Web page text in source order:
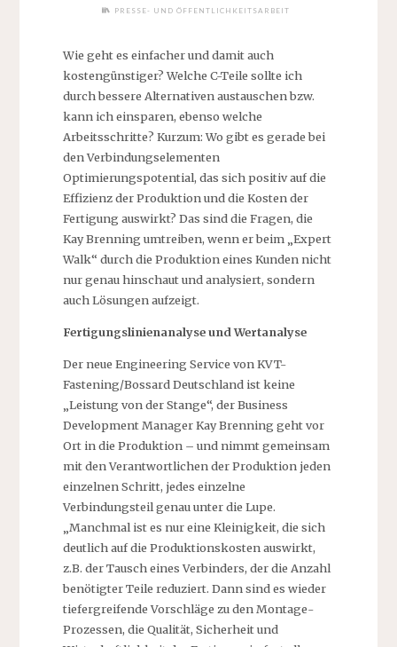
PRESSE- UND ÖFFENTLICHKEITSARBEIT
Wie geht es einfacher und damit auch
kostengünstiger? Welche C-Teile sollte ich
durch bessere Alternativen austauschen bzw.
kann ich einsparen, ebenso welche
Arbeitsschritte? Kurzum: Wo gibt es gerade bei
den Verbindungselementen
Optimierungspotential, das sich positiv auf die
Effizienz der Produktion und die Kosten der
Fertigung auswirkt? Das sind die Fragen, die
Kay Brenning umtreiben, wenn er beim „Expert
Walk“ durch die Produktion eines Kunden nicht
nur genau hinschaut und analysiert, sondern
auch Lösungen aufzeigt.
Fertigungslinienanalyse und Wertanalyse
Der neue Engineering Service von KVT-
Fastening/Bossard Deutschland ist keine
„Leistung von der Stange“, der Business
Development Manager Kay Brenning geht vor
Ort in die Produktion – und nimmt gemeinsam
mit den Verantwortlichen der Produktion jeden
einzelnen Schritt, jedes einzelne
Verbindungsteil genau unter die Lupe.
„Manchmal ist es nur eine Kleinigkeit, die sich
deutlich auf die Produktionskosten auswirkt,
z.B. der Tausch eines Verbinders, der die Anzahl
benötigter Teile reduziert. Dann sind es wieder
tiefergreifende Vorschläge zu den Montage-
Prozessen, die Qualität, Sicherheit und